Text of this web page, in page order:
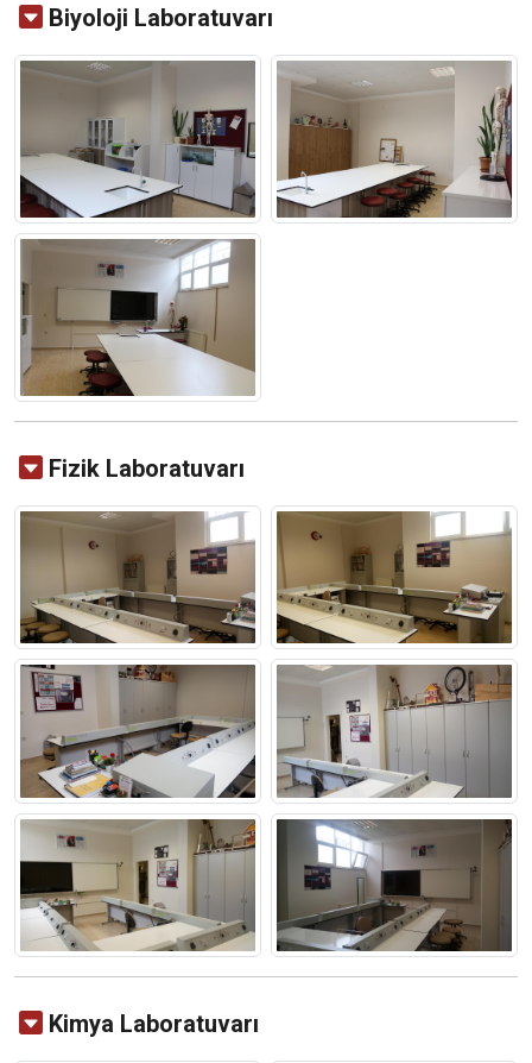
Biyoloji Laboratuvarı
Fizik Laboratuvarı
Kimya Laboratuvarı